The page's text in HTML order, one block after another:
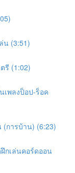
น (3:51)
รี (1:02)
เพลงป็อป-ร็อค
การบ้าน) (6:23)
กเล่นคอร์ดออน